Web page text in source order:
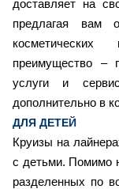
доставляет на
предлагая вам
преимущество –
услуги и
дополнительно в
ДЛЯ ДЕТЕЙ
Круизы на
с детьми. Помимо
разделенных по